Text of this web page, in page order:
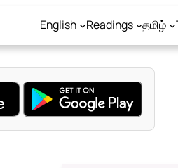
English Readings தமிழ்